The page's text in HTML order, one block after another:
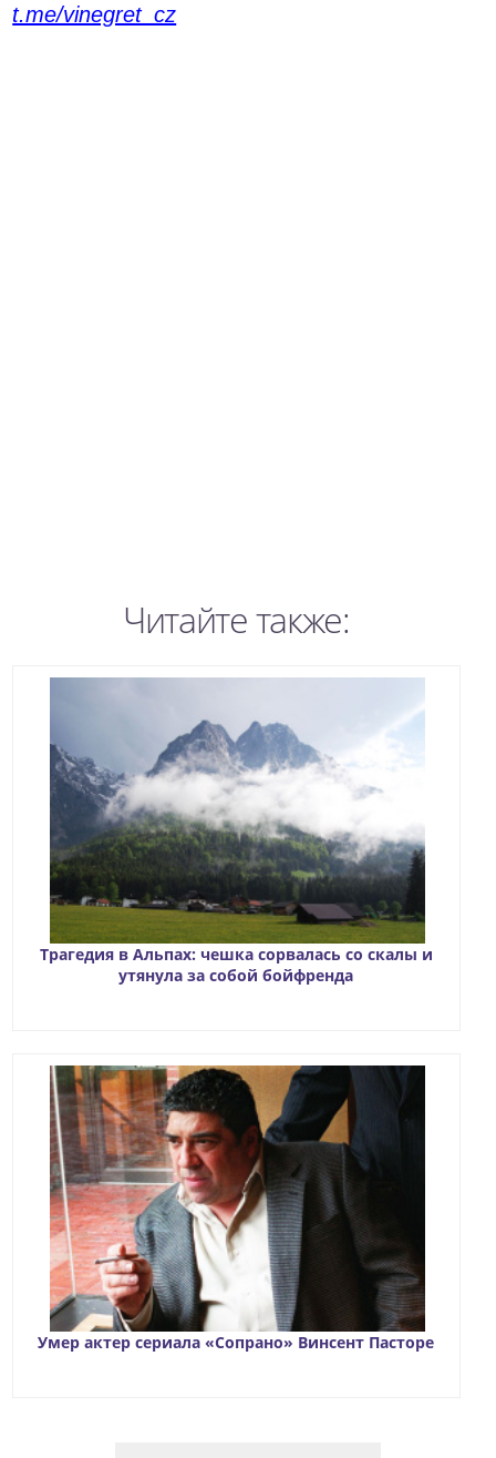
t.me/vinegret_cz
Читайте также:
Трагедия в Альпах: чешка сорвалась со скалы и
утянула за собой бойфренда
Умер актер сериала «Сопрано» Винсент Пасторе